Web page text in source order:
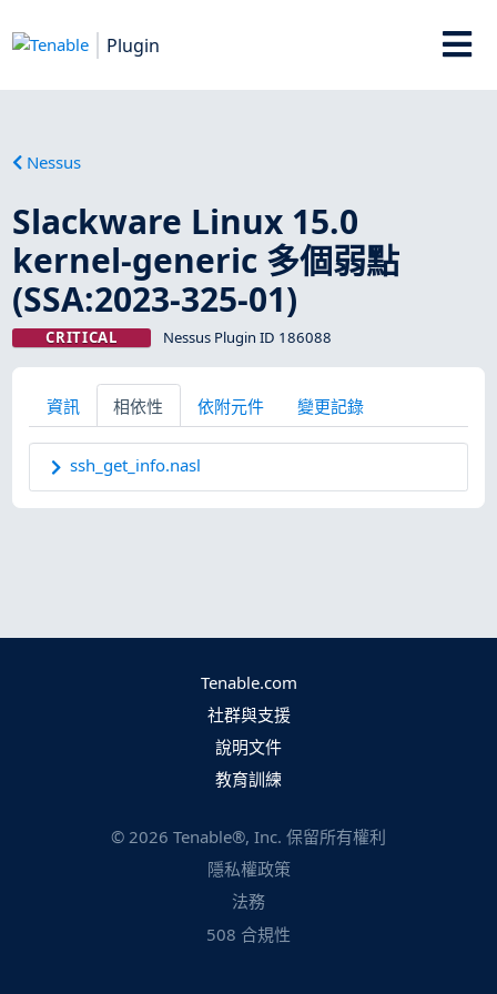
Plugin
Nessus
Slackware Linux 15.0
kernel-generic 多個弱點
(SSA:2023-325-01)
CRITICAL Nessus Plugin ID 186088
資訊 相依性 依附元件 變更記錄
ssh_get_info.nasl
Tenable.com
社群與支援
說明文件
教育訓練
© 2026 Tenable®, Inc. 保留所有權利
隱私權政策
法務
508 合規性